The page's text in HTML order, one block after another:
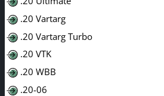
.20 Vartarg
.20 Vartarg Turbo
.20 VTK
.20 WBB
.20-06